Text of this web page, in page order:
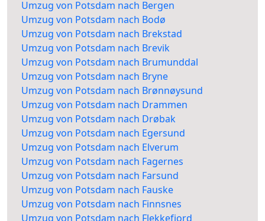
Umzug von Potsdam nach Bergen
Umzug von Potsdam nach Bodø
Umzug von Potsdam nach Brekstad
Umzug von Potsdam nach Brevik
Umzug von Potsdam nach Brumunddal
Umzug von Potsdam nach Bryne
Umzug von Potsdam nach Brønnøysund
Umzug von Potsdam nach Drammen
Umzug von Potsdam nach Drøbak
Umzug von Potsdam nach Egersund
Umzug von Potsdam nach Elverum
Umzug von Potsdam nach Fagernes
Umzug von Potsdam nach Farsund
Umzug von Potsdam nach Fauske
Umzug von Potsdam nach Finnsnes
Umzug von Potsdam nach Flekkefjord